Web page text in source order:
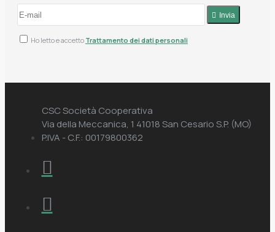
Invia
Ho letto e accetto Trattamento dei dati personali
CSC Società Cooperativa
Via della Meccanica, 1 41018 San Cesario S.P. (MO)
P.IVA - C.F.: 00179800362